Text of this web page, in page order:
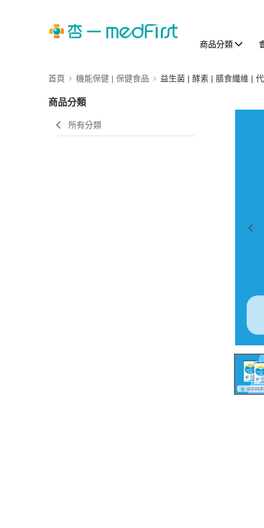
商品分類
首頁 機能保健 | 保健食品 益生菌 | 酵素 | 膳食纖維 |
商品分類
所有分類